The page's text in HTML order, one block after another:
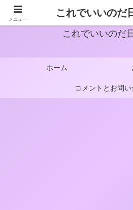
これでいいのだ
ホーム
コメントとお問
メニュー
これでいいのだ